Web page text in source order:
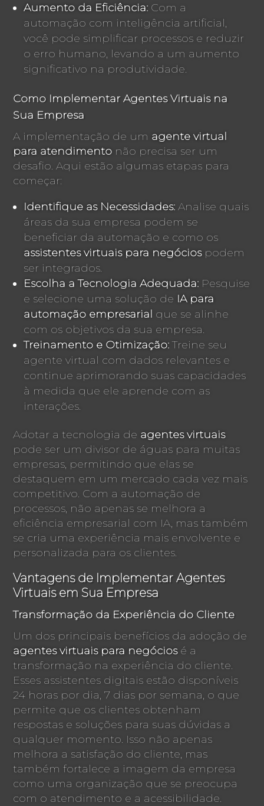
Aumento da Eficiência: Com a
automação com inteligência artificial,
você pode simplificar processos e reduzir
o erro humano, levando a um aumento
significativo na produtividade.
Como Implementar Agentes Virtuais na
Sua Empresa
A implementação de um agente virtual
para atendimento não precisa ser um
desafio. Aqui estão algumas etapas para
começar:
Identifique as Necessidades: Analise quais
áreas da sua empresa podem se
beneficiar da automação e como os
assistentes virtuais para negóciospodem
ser integrados.
Escolha a Tecnologia Adequada: Pesquise
e selecione uma solução de IA para
automação empresarial que se alinhe
com os objetivos da sua empresa.
Treinamento e Otimização: Treine seu
agente virtual com dados relevantes e
continue aprimorando suas capacidades
à medida que ele aprende com as
interações.
Adotar a tecnologia de agentes virtuais
pode ser um divisor de águas para muitas
empresas, permitindo que elas se
destaquem em um mercado cada vez mais
competitivo. Com a automação de
processos, não apenas se melhora a
eficiência empresarial com IA, mas também
se cria uma experiência mais envolvente e
personalizada para os clientes.
Vantagens de Implementar Agentes
Virtuais em Sua Empresa
Transformação da Experiência do Cliente
Um dos principais benefícios da adoção de
agentes virtuais para negóciosé a
transformação na experiência do cliente.
Esses assistentes digitais estão disponíveis
24 horas por dia, 7 dias por semana, o que
permite que os clientes obtenham
respostas e soluções para suas dúvidas a
qualquer momento. Isso não apenas
melhora a satisfação do cliente, mas
também fortalece a imagem da empresa
como uma organização que se preocupa
com o atendimento e a acessibilidade.